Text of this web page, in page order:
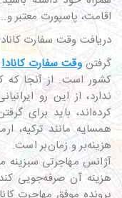
اقامت، پاسپورت معتبر
دریافت وقت سفارت
گرفتنوقت سفارت کانادا
کشور است. از آنجا که
ندارد، از این رو
کرده‌اند، باید برای
همسایه مانند ترکیه،
هزینه‌بر و زمان‌بر است.
آژانس مهاجرتی سبزینه
هزینه آن صرفه‌جویی